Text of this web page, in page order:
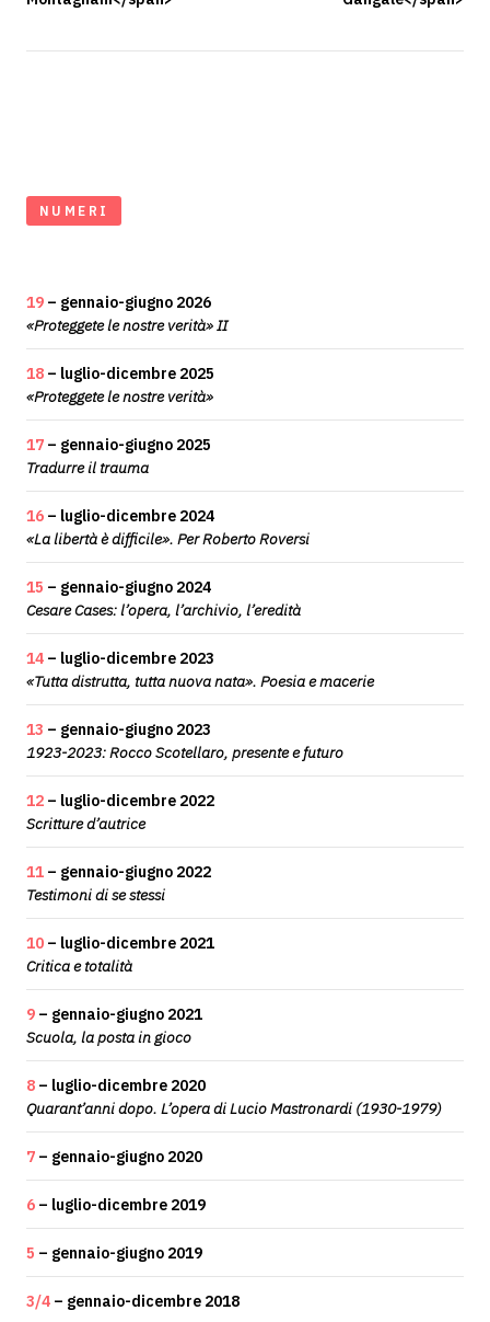
NUMERI
19 – gennaio-giugno 2026
«Proteggete le nostre verità» II
18 – luglio-dicembre 2025
«Proteggete le nostre verità»
17 – gennaio-giugno 2025
Tradurre il trauma
16 – luglio-dicembre 2024
«La libertà è difficile». Per Roberto Roversi
15 – gennaio-giugno 2024
Cesare Cases: l’opera, l’archivio, l’eredità
14 – luglio-dicembre 2023
«Tutta distrutta, tutta nuova nata». Poesia e macerie
13 – gennaio-giugno 2023
1923-2023: Rocco Scotellaro, presente e futuro
12 – luglio-dicembre 2022
Scritture d’autrice
11 – gennaio-giugno 2022
Testimoni di se stessi
10 – luglio-dicembre 2021
Critica e totalità
9 – gennaio-giugno 2021
Scuola, la posta in gioco
8 – luglio-dicembre 2020
Quarant’anni dopo. L’opera di Lucio Mastronardi (1930-1979)
7 – gennaio-giugno 2020
6 – luglio-dicembre 2019
5 – gennaio-giugno 2019
3/4 – gennaio-dicembre 2018